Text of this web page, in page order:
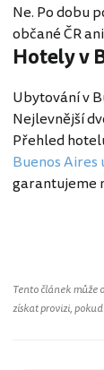
Ne. Po dobu
občané ČR
Hotely v
Ubytování v
Nejlevnější
Přehled
Buenos
garantujeme
Tento článek může
získat provizi,